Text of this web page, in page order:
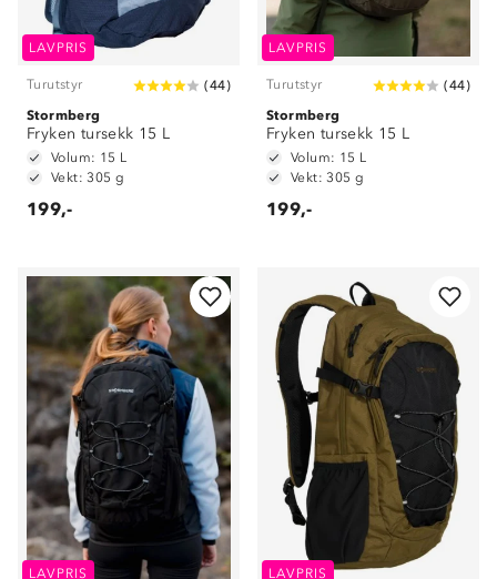
LAVPRIS
Turutstyr (44)
Stormberg
Fryken tursekk 15 L
Volum: 15 L
Vekt: 305 g
199,-
LAVPRIS
Turutstyr (44)
Stormberg
Fryken tursekk 15 L
Volum: 15 L
Vekt: 305 g
199,-
LAVPRIS LAVPRIS